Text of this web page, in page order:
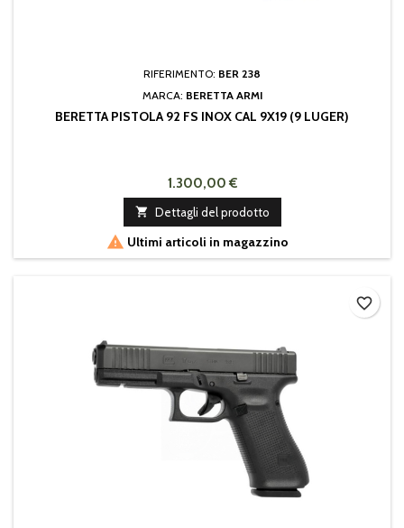
RIFERIMENTO: BER 238
MARCA: BERETTA ARMI
BERETTA PISTOLA 92 FS INOX CAL 9X19 (9 LUGER)
1.300,00 €
 Dettagli del prodotto
 Ultimi articoli in magazzino
favorite_border